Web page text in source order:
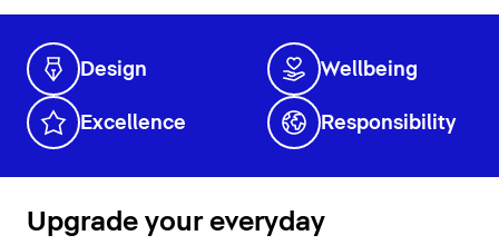
Design Wellbeing
Excellence Responsibility
Upgrade your everyday